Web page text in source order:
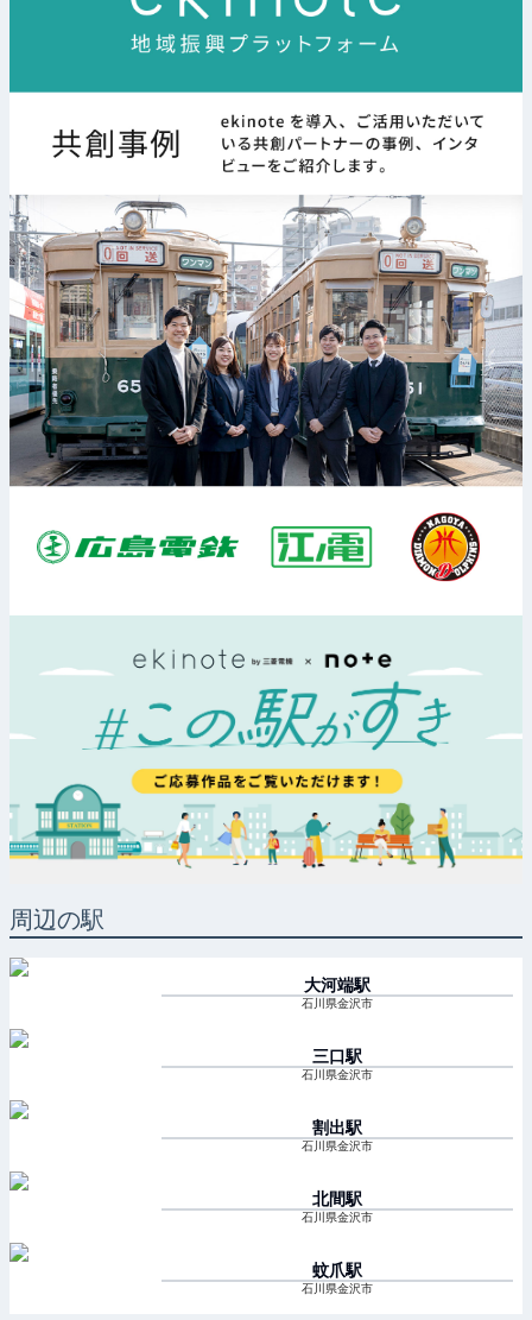
周辺の駅
大河端駅
石川県金沢市
三口駅
石川県金沢市
割出駅
石川県金沢市
北間駅
石川県金沢市
蚊爪駅
石川県金沢市